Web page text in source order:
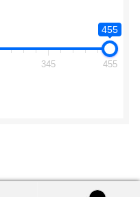
455
345 455